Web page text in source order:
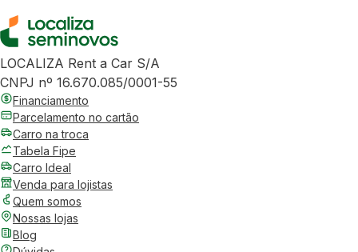
LOCALIZA Rent a Car S/A
CNPJ nº 16.670.085/0001-55
Financiamento
Parcelamento no cartão
Carro na troca
Tabela Fipe
Carro Ideal
Venda para lojistas
Quem somos
Nossas lojas
Blog